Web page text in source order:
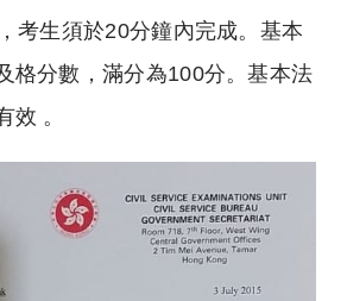
考生須於20分鐘內完成。基本
格分數，滿分為100分。基本法
效 。